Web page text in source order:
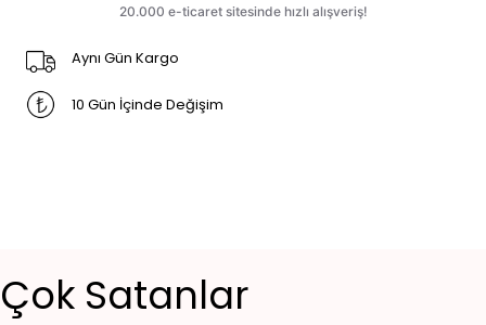
Aynı Gün Kargo
10 Gün İçinde Değişim
Çok Satanlar